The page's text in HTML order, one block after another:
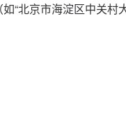
“北京市海淀区中关村